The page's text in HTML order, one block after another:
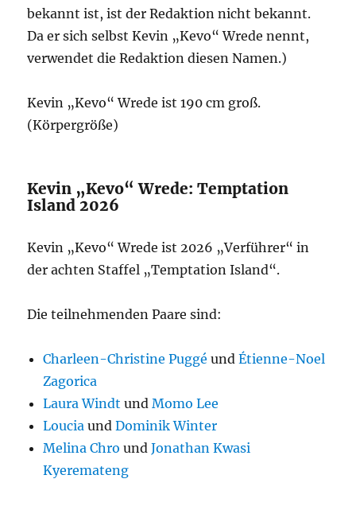
bekannt ist, ist der Redaktion nicht bekannt.
Da er sich selbst Kevin „Kevo“ Wrede nennt,
verwendet die Redaktion diesen Namen.)
Kevin „Kevo“ Wrede ist 190 cm groß.
(Körpergröße)
Kevin „Kevo“ Wrede: Temptation
Island 2026
Kevin „Kevo“ Wrede ist 2026 „Verführer“ in
der achten Staffel „Temptation Island“.
Die teilnehmenden Paare sind:
Charleen-Christine Puggé undÉtienne-Noel
Zagorica
Laura Windt undMomo Lee
Loucia undDominik Winter
Melina Chro undJonathan Kwasi
Kyeremateng